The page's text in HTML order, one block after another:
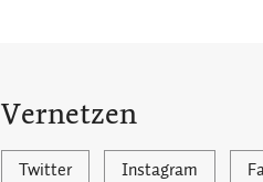
Vernetzen
Twitter Instagram